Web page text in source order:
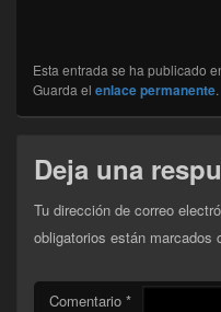
Esta entrada se ha publicado
Guarda el enlace permanente.
Deja una
Tu dirección de correo
obligatorios están marcados
Comentario *